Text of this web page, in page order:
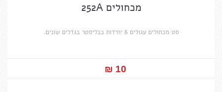
מכחולים 252A
סט מכחולים עגולים 6 יחידות בבליסטר בגדלים שונים.
10 ₪‎